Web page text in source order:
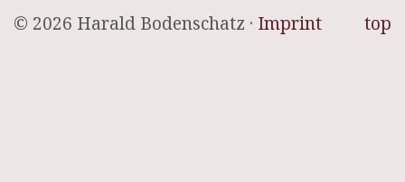
top
© 2026 Harald Bodenschatz · Imprint